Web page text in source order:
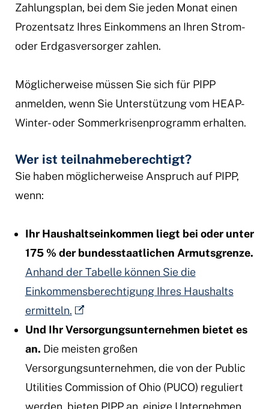
Zahlungsplan, bei dem Sie jeden Monat einen
Prozentsatz Ihres Einkommens an Ihren Strom-
oder Erdgasversorger zahlen.
Möglicherweise müssen Sie sich für PIPP
anmelden, wenn Sie Unterstützung vom HEAP-
Winter- oder Sommerkrisenprogramm erhalten.
Wer ist teilnahmeberechtigt?
Sie haben möglicherweise Anspruch auf PIPP,
wenn:
Ihr Haushaltseinkommen liegt bei oder unter
175 % der bundesstaatlichen Armutsgrenze.
Anhand der Tabelle können Sie die
Einkommensberechtigung Ihres Haushalts
ermitteln.
Und Ihr Versorgungsunternehmen bietet es
an. Die meisten großen
Versorgungsunternehmen, die von der Public
Utilities Commission of Ohio (PUCO) reguliert
werden, bieten PIPP an, einige Unternehmen